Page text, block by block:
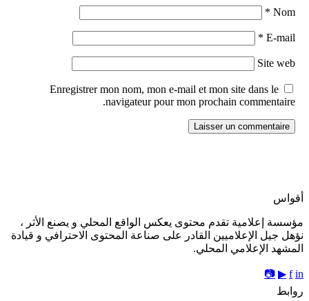
Nom
*
E-mail
*
Site web
Enregistrer mon nom, mon e-mail et mon site dans le
navigateur pour mon prochain commentaire.
أقواس
مؤسسة إعلامية تقدم محتوى يعكس الواقع المحلي و يصنع الأثر ،
نؤهل جيل الإعلاميين القادر على صناعة المحتوى الاحترافي و قيادة
المشهد الإعلامي المحلي.
f in
▶
📷
روابط